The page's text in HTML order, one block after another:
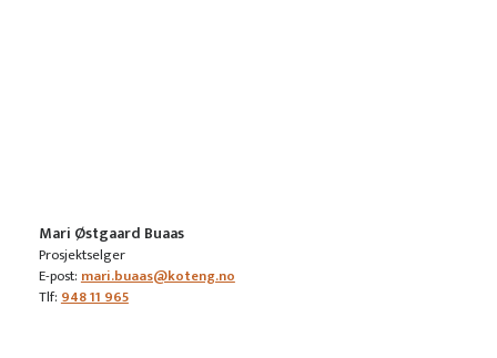
Mari Østgaard Buaas
Prosjektselger
E-post:mari.buaas@koteng.no
Tlf:948 11 965